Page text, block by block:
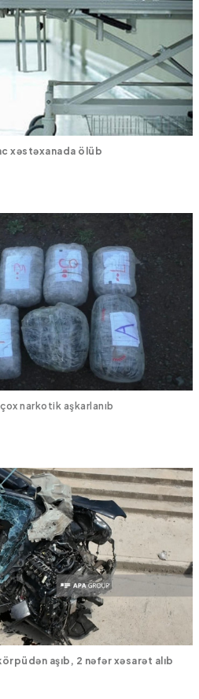
xəstəxanada ölüb
narkotik aşkarlanıb
aşıb, 2 nəfər xəsarət alıb